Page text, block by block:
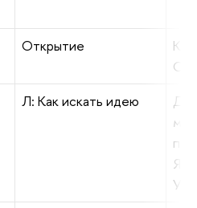
Открытие
Л: Как искать идею